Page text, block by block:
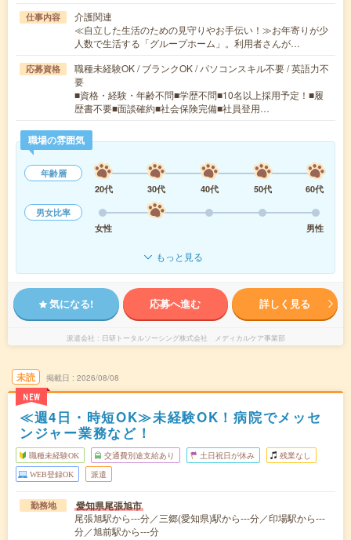
仕事内容
介護関連
≪自立した生活のための見守りやお手伝い！≫お年寄りが少
人数で生活する「グループホーム」。利用者さんが…
応募資格
職種未経験OK / ブランクOK / パソコンスキル不要 / 英語力不
要
■資格・経験・年齢不問■学歴不問■10名以上採用予定！■履
歴書不要■面談確約■社会保険完備■社員登用…
職場の雰囲気
年齢層
20代
30代 40代 50代
60代
男女比率
女性
男性
もっと見る
気になる! 応募へ進む 詳しく見る
派遣会社 日研トータルソーシング株式会社 メディカルケア事業部
未読
NEW
掲載日 2026/08/08
≪週4日・時短OK≫未経験OK！病院でメッセ
ンジャー業務など！
職種未経験OK 交通費別途支給あり 土日祝日が休み 残業なし
WEB登録OK 派遣
勤務地 愛知県尾張旭市
尾張旭駅から---分／三郷(愛知県)駅から---分／印場駅から---
分／旭前駅から---分